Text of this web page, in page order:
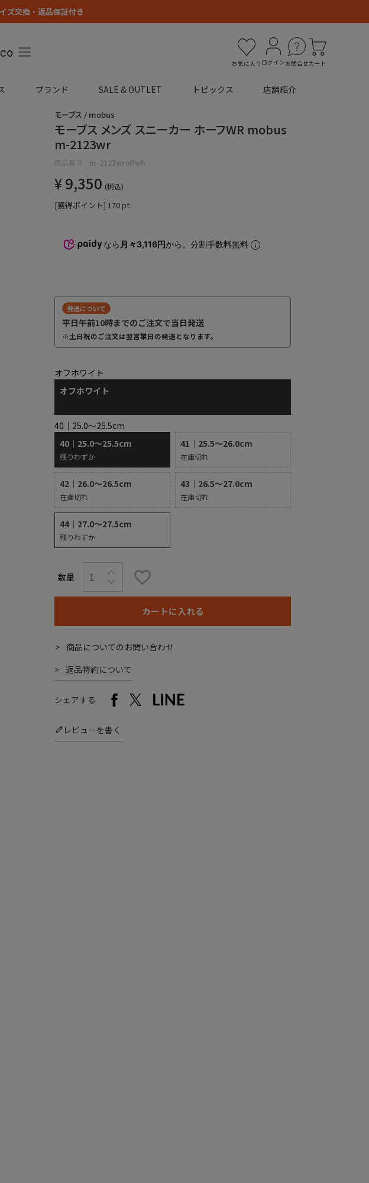
ズ交換・返品保証付き
お気に入り ログインお問合せカート
ブランド SALE & OUTLET トピックス 店舗紹介
モーブス / mobus
モーブス メンズ スニーカー ホーフWR mobus
m-2123wr
商品番号 m-2123wroffwh
¥9,350 税込
[獲得ポイント] 170 pt
なら 月々3,116円から。分割手数料無料
発送について
平日午前10時までのご注文で当日発送
※土日祝のご注文は翌営業日の発送となります。
40｜25.0～25.5cm
40｜25.0～25.5cm
残りわずか
41｜25.5～26.0cm
在庫切れ
42｜26.0～26.5cm
在庫切れ
43｜26.5～27.0cm
在庫切れ
44｜27.0～27.5cm
残りわずか
オフホワイト
オフホワイト
カートに入れる
商品についてのお問い合わせ
返品特約について
シェアする
レビューを書く